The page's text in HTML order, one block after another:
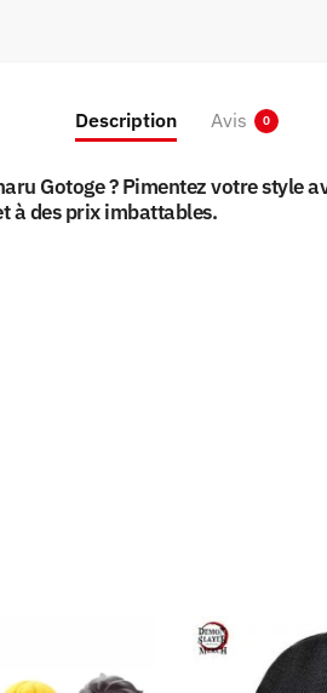
Description Avis 0
Gotoge ? Pimentez votre style
à des prix imbattables.